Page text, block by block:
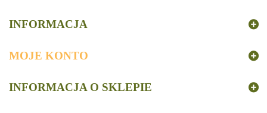
INFORMACJA
MOJE KONTO
INFORMACJA O SKLEPIE